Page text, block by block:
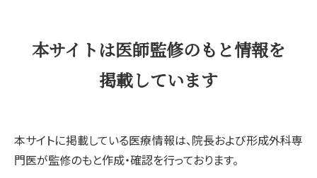
本サイトは医師監修のもと情報を
掲載しています
本サイトに掲載している医療情報は、院長および形成外科専
門医が監修のもと作成・確認を行っております。